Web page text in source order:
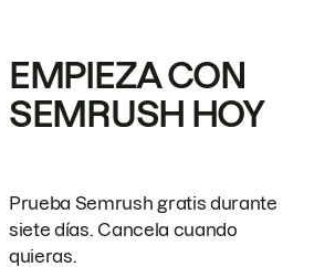
EMPIEZA CON
SEMRUSH HOY
Prueba Semrush gratis durante
siete días. Cancela cuando
quieras.